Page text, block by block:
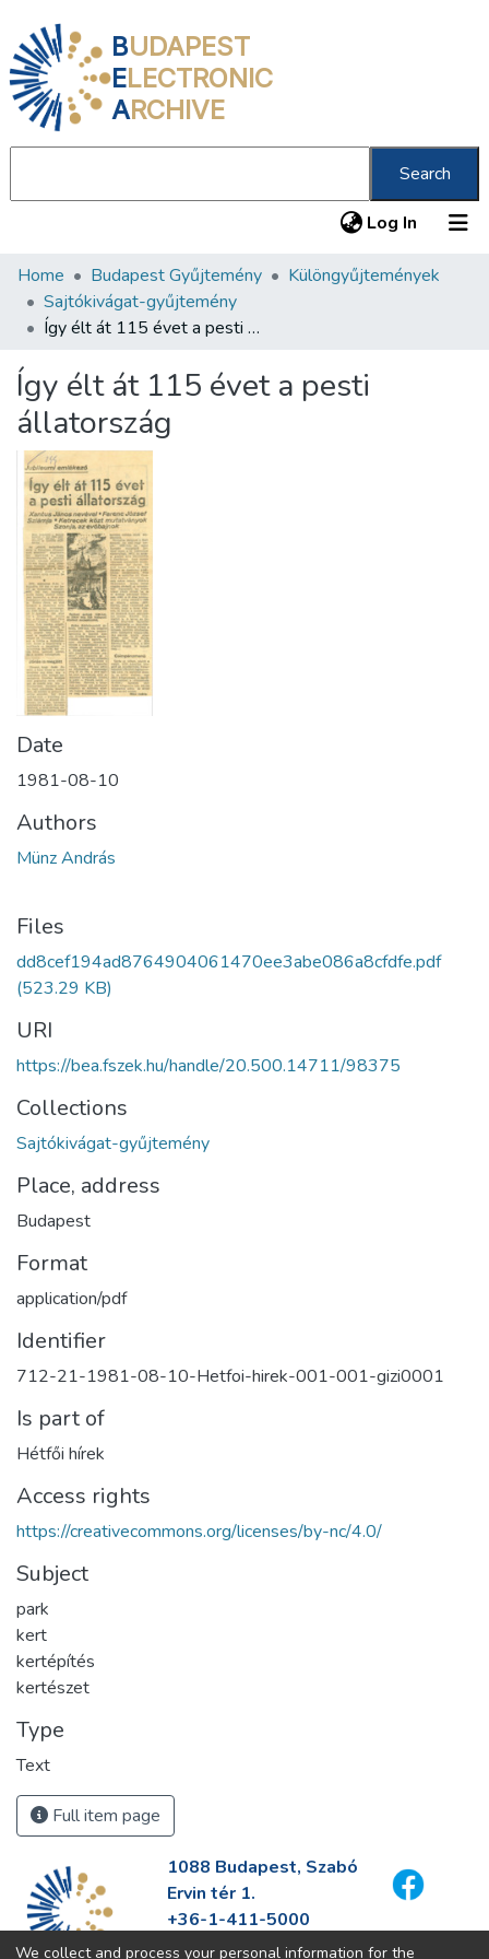
BUDAPEST
ELECTRONIC
ARCHIVE
Search
Log In (current)
Communities & Collections
All of DSpace
Statistics
About us
Home Budapest Gyűjtemény
Különgyűjtemények
Sajtókivágat-gyűjtemény
Így élt át 115 évet a pesti állatország
Így élt át 115 évet a pesti
állatország
Date
1981-08-10
Authors
Münz András
Files
dd8cef194ad8764904061470ee3abe086a8cfdfe.pdf
(523.29 KB)
URI
https://bea.fszek.hu/handle/20.500.14711/98375
Collections
Sajtókivágat-gyűjtemény
Place, address
Budapest
Format
application/pdf
Identifier
712-21-1981-08-10-Hetfoi-hirek-001-001-gizi0001
Is part of
Hétfői hírek
Access rights
https://creativecommons.org/licenses/by-nc/4.0/
Subject
park
kert
kertépítés
kertészet
Type
Text
Full item page
1088 Budapest, Szabó
Ervin tér 1.
+36-1-411-5000
info@fszek.hu
We collect and process your personal information for the